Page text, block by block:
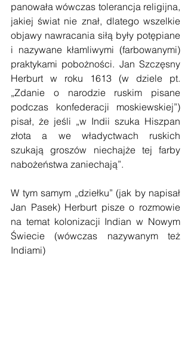
panowała wówczas tolerancja religijna,
jakiej świat nie znał, dlatego wszelkie
objawy nawracania siłą były potępiane
i nazywane kłamliwymi (farbowanymi)
praktykami pobożności. Jan Szczęsny
Herburt w roku 1613 (w dziele pt.
„Zdanie o narodzie ruskim pisane
podczas konfederacji moskiewskiej”)
pisał, że jeśli „w Indii szuka Hiszpan
złota a we władyctwach ruskich
szukają groszów niechajże tej farby
nabożeństwa zaniechają”.
W tym samym „dziełku” (jak by napisał
Jan Pasek) Herburt pisze o rozmowie
na temat kolonizacji Indian w Nowym
Świecie (wówczas nazywanym też
Indiami)